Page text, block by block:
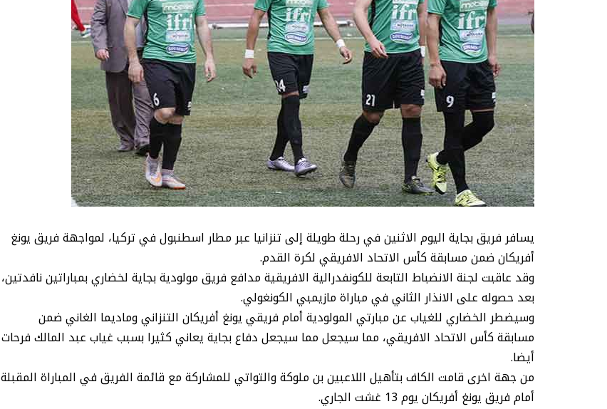
يسافر فريق بجاية اليوم الاثنين في رحلة طويلة إلى تنزانيا عبر مطار اسطنبول في تركيا، لمواجهة فريق يونغ
أفريكان ضمن مسابقة كأس الاتحاد الافريقي لكرة القدم.
وقد عاقبت لجنة الانضباط التابعة للكونفدرالية الافريقية مدافع فريق مولودية بجاية لخضاري بمباراتين نافدتين،
بعد حصوله على الانذار الثاني في مباراة مازيمبي الكونغولي.
وسيضطر الخضاري للغياب عن مبارتي المولودية أمام فريقي يونغ أفريكان التنزاني وماديما الغاني ضمن
مسابقة كأس الاتحاد الافريقي، مما سيجعل مما سيجعل دفاع بجاية يعاني كثيرا بسبب غياب عبد المالك فرحات
أيضا.
من جهة اخرى قامت الكاف بتأهيل اللاعبين بن ملوكة والتواتي للمشاركة مع قائمة الفريق في المباراة المقبلة
أمام فريق يونغ أفريكان يوم 13 غشت الجاري.